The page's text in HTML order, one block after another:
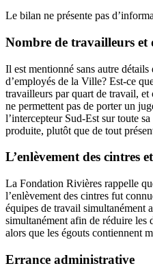
Le bilan ne présente pas
Nombre de travailleurs et
Il est mentionné sans autre
d’employés de la Ville? Est-ce
travailleurs par quart de travail,
ne permettent pas de porter un
l’intercepteur Sud-Est sur toute
produite, plutôt que de tout
L’enlèvement des cintres
La Fondation Rivières rappelle
l’enlèvement des cintres fut
équipes de travail simultanément
simultanément afin de réduire les
alors que les égouts contiennent
Errance administrative